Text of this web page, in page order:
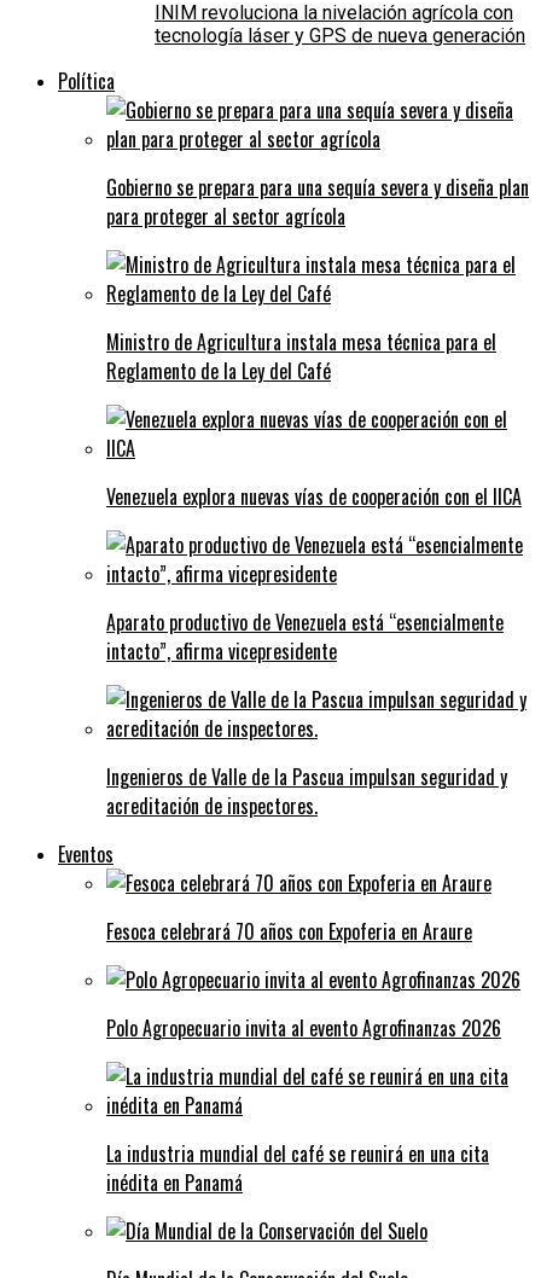
INIM revoluciona la nivelación agrícola con
tecnología láser y GPS de nueva generación
Política
Gobierno se prepara para una sequía severa y diseña plan
para proteger al sector agrícola
Ministro de Agricultura instala mesa técnica para el
Reglamento de la Ley del Café
Venezuela explora nuevas vías de cooperación con el IICA
Aparato productivo de Venezuela está “esencialmente
intacto”, afirma vicepresidente
Ingenieros de Valle de la Pascua impulsan seguridad y
acreditación de inspectores.
Eventos
Fesoca celebrará 70 años con Expoferia en Araure
Polo Agropecuario invita al evento Agrofinanzas 2026
La industria mundial del café se reunirá en una cita
inédita en Panamá